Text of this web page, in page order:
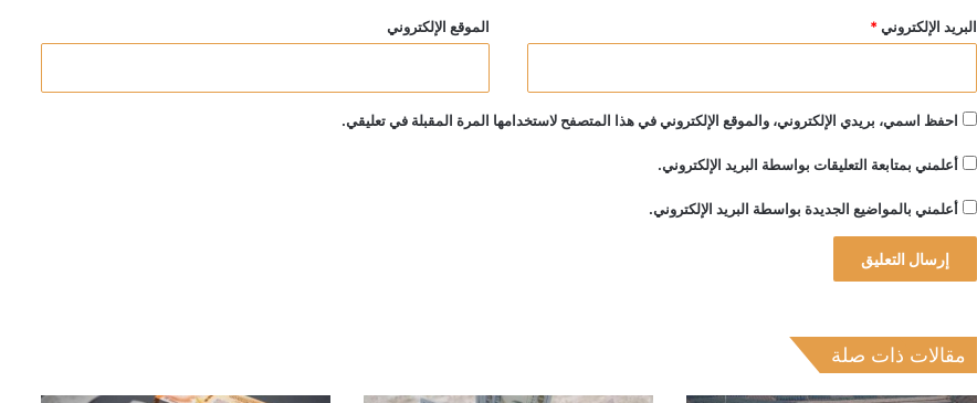
البريد الإلكتروني * الموقع الإلكتروني
احفظ اسمي، بريدي الإلكتروني، والموقع الإلكتروني في هذا المتصفح لاستخدامها المرة المقبلة في تعليقي.
أعلمني بمتابعة التعليقات بواسطة البريد الإلكتروني.
أعلمني بالمواضيع الجديدة بواسطة البريد الإلكتروني.
مقالات ذات صلة